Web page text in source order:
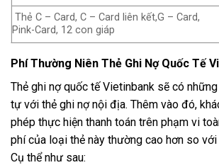
Thẻ C – Card, C – Card liên kết,G – Card,
Pink-Card, 12 con giáp
Phí Thường Niên Thẻ Ghi Nợ Quốc Tế
Thẻ ghi nợ quốc tế Vietinbank sẽ có
tự với thẻ ghi nợ nội địa. Thêm vào đó,
phép thực hiện thanh toán trên phạm vi
phí của loại thẻ này thường cao hơn so
Cụ thể như sau: